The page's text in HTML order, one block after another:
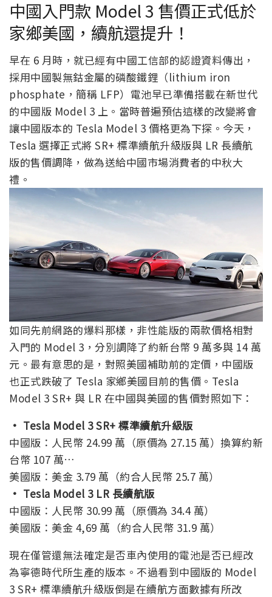
中國入門款 Model 3 售價正式低於
家鄉美國，續航還提升！
早在 6 月時，就已經有中國工信部的認證資料傳出，
採用中國製無鈷金屬的磷酸鐵鋰（lithium iron
phosphate，簡稱 LFP）電池早已準備搭載在新世代
的中國版 Model 3 上。當時普遍預估這樣的改變將會
讓中國版本的 Tesla Model 3 價格更為下探。今天，
Tesla 選擇正式將 SR+ 標準續航升級版與 LR 長續航
版的售價調降，做為送給中國市場消費者的中秋大
禮。
如同先前網路的爆料那樣，非性能版的兩款價格相對
入門的 Model 3，分別調降了約新台幣 9 萬多與 14 萬
元。最有意思的是，對照美國補助前的定價，中國版
也正式跌破了 Tesla 家鄉美國目前的售價。Tesla
Model 3 SR+ 與 LR 在中國與美國的售價對照如下：
· Tesla Model 3 SR+ 標準續航升級版
中國版：人民幣 24.99 萬（原價為 27.15 萬）換算約新
台幣 107 萬…
美國版：美金 3.79 萬（約合人民幣 25.7 萬）
· Tesla Model 3 LR 長續航版
中國版：人民幣 30.99 萬（原價為 34.4 萬）
美國版：美金 4,69 萬（約合人民幣 31.9 萬）
現在僅管還無法確定是否車內使用的電池是否已經改
為寧德時代所生產的版本。不過看到中國版的 Model
3 SR+ 標準續航升級版倒是在續航方面數據有所改